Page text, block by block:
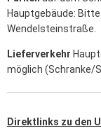
Hauptgebäude:
Wendelsteinstraße.
Lieferverkehr
möglich (Schranke/
Direktlinks zu den